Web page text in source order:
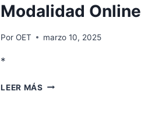
Modalidad Online
Por OET marzo 10, 2025
*
LEER MÁS